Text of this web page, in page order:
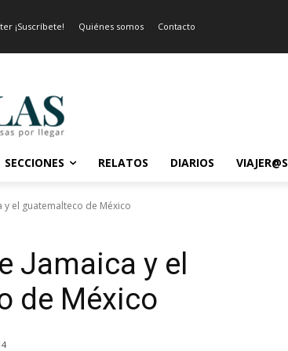
¡Suscríbete! Quiénes somos Contacto
SECCIONES RELATOS DIARIOS VIAJER@S
y el guatemalteco de México
Jamaica y el
de México